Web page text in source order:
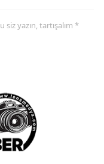
yazın, tartışalım *